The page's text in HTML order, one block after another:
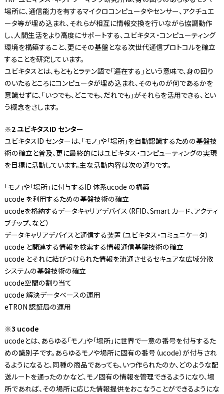
場所に、通信能力を有するマイクロコンピュータやセンサー、アクチュエ
ータ等が埋め込まれ、それらが相互に情報交換を行いながら協調動作
し、人間生活をより高度にサポートする、ユビキタス・コンピューティング
環境を構築すること、更にその基盤となる次世代通信プロトコルを確立
することを研究しています。
ユビキタスとは、もともとラテン語で「遍在する」という意味で、身の回り
のいたるところにコンピュータが埋め込まれ、そのものが何であるかを
意識せずに、「いつでも、どこでも、だれでも」がそれらを活用できる、とい
う概念をさします。
※2 ユビキタスID センター
ユビキタスID センターは、「モノ」や「場所」を自動認識するための基盤技
術の確立と普及、更に最終的にはユビキタス・コンピューティングの実現
を目標に活動しています。主な活動内容は次の通りです。
「モノ」や「場所」に付与するID 体系ucode の構築
ucode を利用するための基盤技術の確立
ucodeを格納するデータキャリアデバイス（RFID、Smart カード、アクティ
ブチップ、など）
データキャリアデバイスと通信する装置（ユビキタス・コミュニケータ）
ucode と関連する情報を検索する情報通信基盤技術の確立
ucode とそれに結びつけられた情報を流通させるセキュアな広域分散
システムの基盤技術の確立
ucode空間の割り当て
ucode 解決データベースの運用
eTRON 認証局の運用
※3 ucode
ucodeとは、あらゆる「モノ」や「場所」に世界で一意の番号を付与するた
めの識別子です。あらゆるモノや場所に固有の番号（ucode）が付与され
るようになると、同種の商品であっても、いつ作られたのか、どのような配
送ルートを通ったのかなど、モノ固有の情報を管理できるようになり、場
所であれば、その場所に応じた情報提供をおこなうことができるようにな